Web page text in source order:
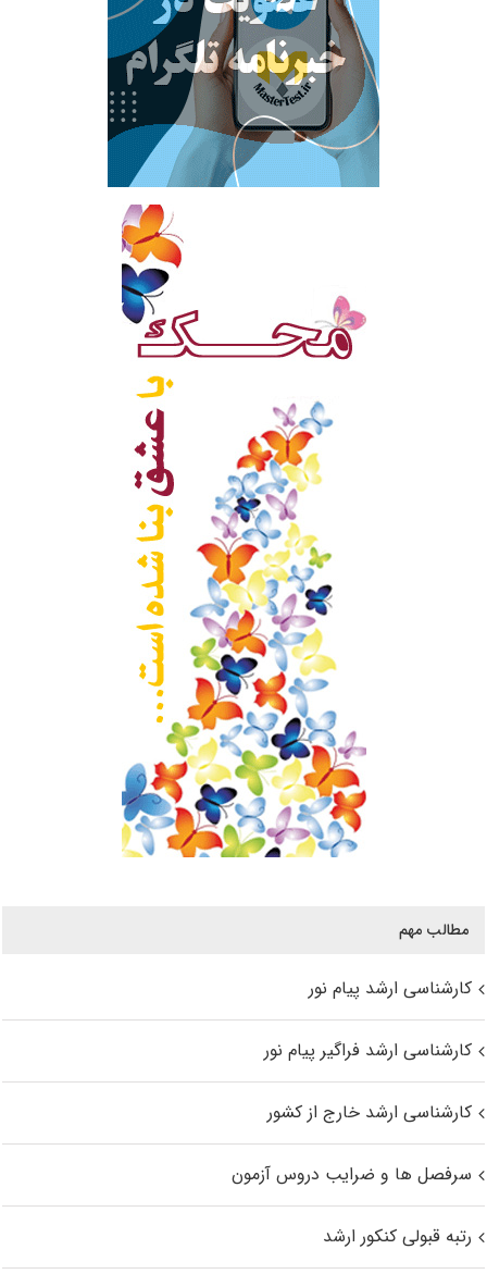
مطالب مهم
کارشناسی ارشد پیام نور
کارشناسی ارشد فراگیر پیام نور
کارشناسی ارشد خارج از کشور
سرفصل ها و ضرایب دروس آزمون
رتبه قبولی کنکور ارشد